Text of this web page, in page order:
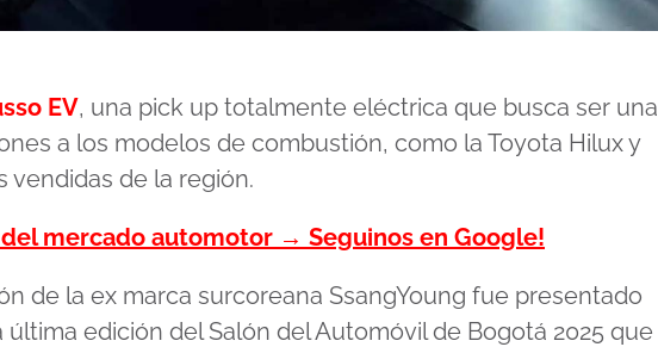
EV, una pick up totalmente eléctrica que busca ser una
a los modelos de combustión, como la Toyota Hilux y
vendidas de la región.
mercado automotor → Seguinos en Google!
de la ex marca surcoreana SsangYoung fue presentado
edición del Salón del Automóvil de Bogotá 2025 que